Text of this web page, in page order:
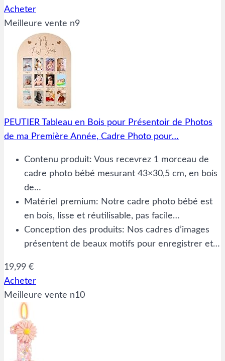
Acheter
Meilleure vente n9
PEUTIER Tableau en Bois pour Présentoir de Photos
de ma Première Année, Cadre Photo pour…
Contenu produit: Vous recevrez 1 morceau de
cadre photo bébé mesurant 43×30,5 cm, en bois
de…
Matériel premium: Notre cadre photo bébé est
en bois, lisse et réutilisable, pas facile…
Conception des produits: Nos cadres d’images
présentent de beaux motifs pour enregistrer et…
19,99 €
Acheter
Meilleure vente n10